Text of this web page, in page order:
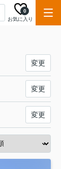
お気に入り
0
変更
変更
変更